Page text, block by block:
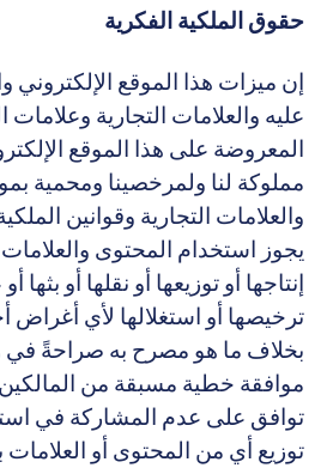
حقوق الملكية الفكرية
إن ميزات هذا الموقع الإلكتروني
عليه والعلامات التجارية وعلامات
المعروضة على هذا الموقع
مملوكة لنا ولمرخصينا ومحمية
والعلامات التجارية وقوانين الملكية
يجوز استخدام المحتوى والعلامات
إنتاجها أو توزيعها أو نقلها أو بثها أو
ترخيصها أو استغلالها لأي أغراض
بخلاف ما هو مصرح به صراحةً في
موافقة خطية مسبقة من المالكين
توافق على عدم المشاركة في
توزيع أي من المحتوى أو العلامات